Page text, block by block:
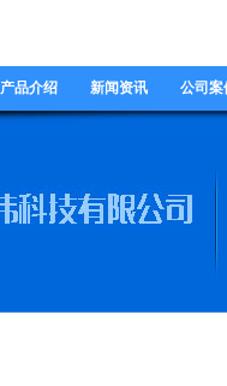
产品介绍 新闻资讯 公司案